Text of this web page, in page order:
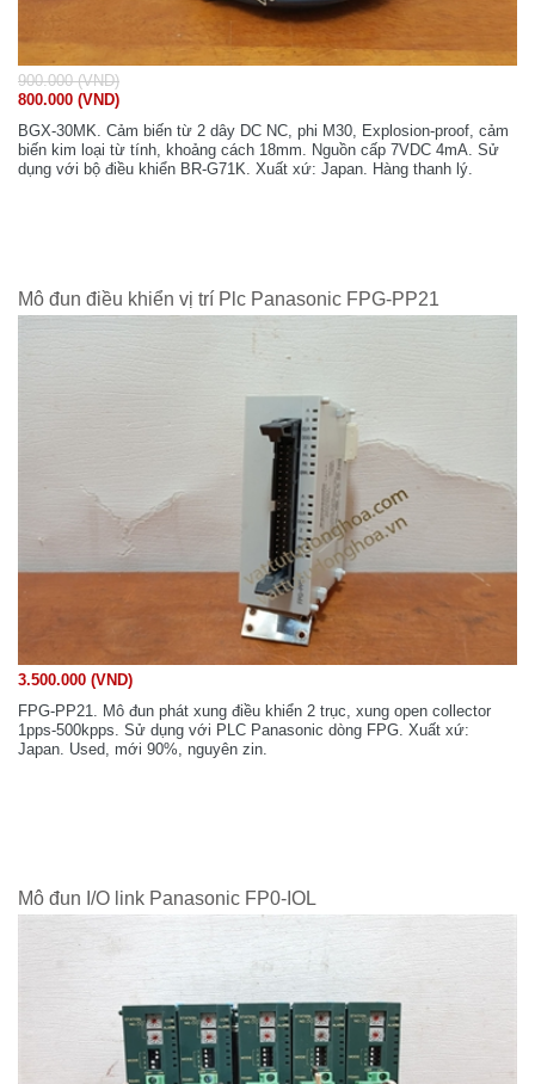
900.000 (VND)
800.000 (VND)
BGX-30MK. Cảm biến từ 2 dây DC NC, phi M30, Explosion-proof, cảm
biến kim loại từ tính, khoảng cách 18mm. Nguồn cấp 7VDC 4mA. Sử
dụng với bộ điều khiển BR-G71K. Xuất xứ: Japan. Hàng thanh lý.
Mô đun điều khiển vị trí Plc Panasonic FPG-PP21
3.500.000 (VND)
FPG-PP21. Mô đun phát xung điều khiển 2 trục, xung open collector
1pps-500kpps. Sử dụng với PLC Panasonic dòng FPG. Xuất xứ:
Japan. Used, mới 90%, nguyên zin.
Mô đun I/O link Panasonic FP0-IOL